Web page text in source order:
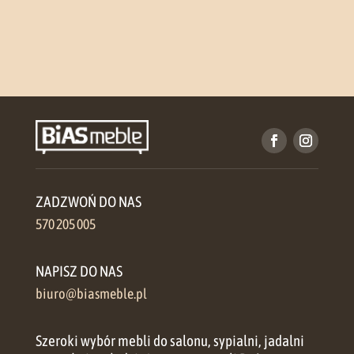
ZADZWOŃ DO NAS
570 205 005
NAPISZ DO NAS
biuro@biasmeble.pl
Szeroki wybór mebli do salonu, sypialni, jadalni